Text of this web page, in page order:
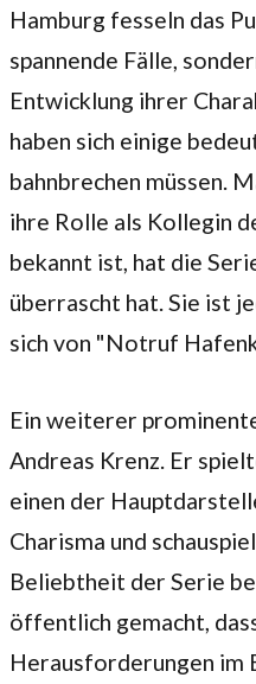
Hamburg fesseln das
spannende Fälle,
Entwicklung ihrer
haben sich einige
bahnbrechen müssen.
ihre Rolle als Kollegin
bekannt ist, hat die
überrascht hat. Sie ist
sich von "Notruf
Ein weiterer
Andreas Krenz. Er
einen der
Charisma und
Beliebtheit der Serie
öffentlich gemacht,
Herausforderungen im